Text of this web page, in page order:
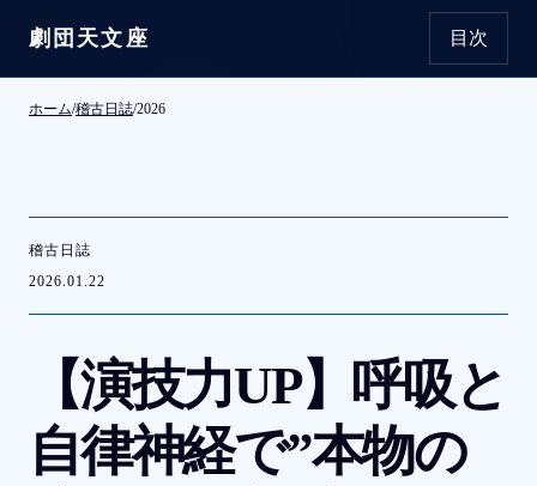
本文へ移動
劇団天文座 目次
ホーム/稽古日誌/2026
稽古日誌
2026.01.22
【演技力UP】呼吸と
自律神経で”本物の